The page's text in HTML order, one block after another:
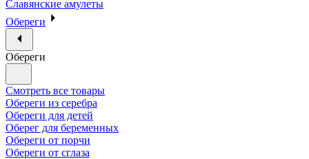
Славянские амулеты
Обереги
Обереги
Смотреть все товары
Обереги из серебра
Обереги для детей
Оберег для беременных
Обереги от порчи
Обереги от сглаза